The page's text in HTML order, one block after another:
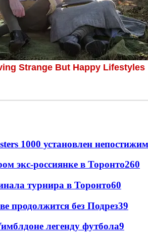
1000 установлен
экс-россиянке в Торонто260
турнира в Торонто60
продолжится без Подрез39
легенду футбола9